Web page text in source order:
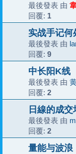
最後發表 由
回覆: 1
实战手记何
最後發表 由
回覆: 9
中长阳K线
最後發表 由
回覆: 2
日線的成交
最後發表 由
回覆: 2
量能与波浪